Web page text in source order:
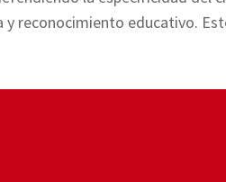
y reconocimiento educativo.